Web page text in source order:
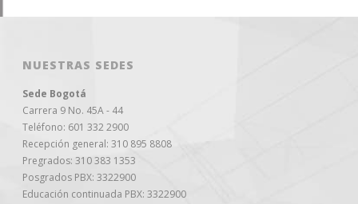
NUESTRAS SEDES
Sede Bogotá
Carrera 9 No. 45A - 44
Teléfono: 601 332 2900
Recepción general: 310 895 8808
Pregrados: 310 383 1353
Posgrados PBX: 3322900
Educación continuada PBX: 3322900